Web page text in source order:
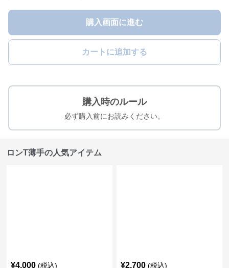
購入画面に進む
カートに追加する
購入時のルール
必ず購入前にお読みください。
ロンT薄手の人気アイテム
¥4,000 (税込) ¥2,700 (税込)